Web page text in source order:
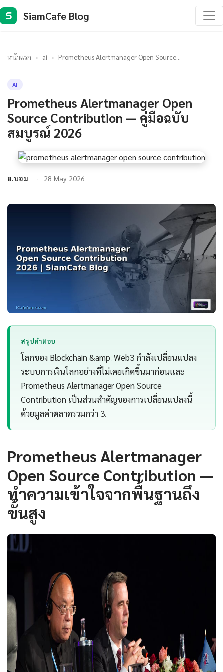
S SiamCafe Blog
หน้าแรก › ai › Prometheus Alertmanager Open Source...
AI
Prometheus Alertmanager Open
Source Contribution — คู่มือฉบับ
สมบูรณ์ 2026
อ.บอม 28 May 2026
สรุปคำตอบ
โลกของ Blockchain &amp; Web3 กำลังเปลี่ยนแปลง
ระบบการเงินโลกอย่างที่ไม่เคยเกิดขึ้นมาก่อนและ
Prometheus Alertmanager Open Source
Contribution เป็นส่วนสำคัญของการเปลี่ยนแปลงนี้
ด้วยมูลค่าตลาดรวมกว่า 3.
Prometheus Alertmanager
Open Source Contribution —
ทำความเข้าใจจากพื้นฐานถึง
ขั้นสูง